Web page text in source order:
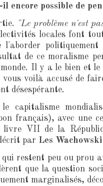
il encore possible de
"Le problème n'est
locales font
de ce moralisme
Il y a le bien et
voilà accusé de
désespérante.
capitalisme
français), avec une
VII de la
par Les Wachowski
qui restent peu ou
que la question
marginalisés,